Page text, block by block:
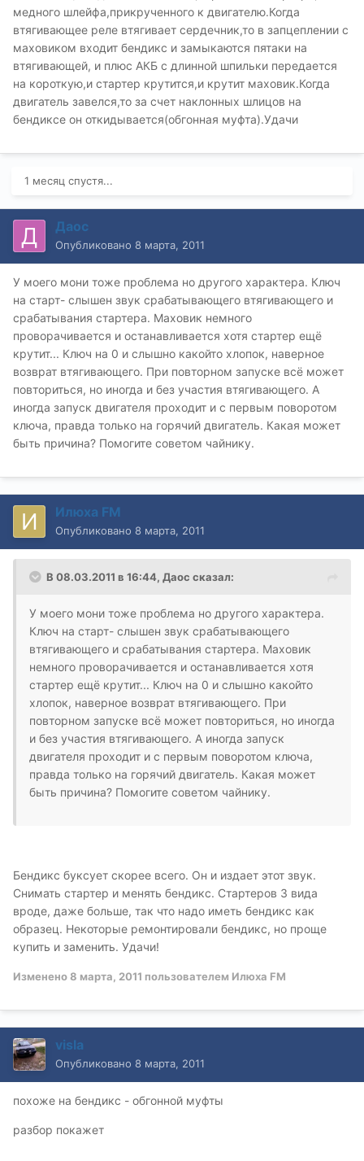
медного шлейфа,прикрученного к двигателю.Когда
втягивающее реле втягивает сердечник,то в запцеплении с
маховиком входит бендикс и замыкаются пятаки на
втягивающей, и плюс АКБ с длинной шпильки передается
на короткую,и стартер крутится,и крутит маховик.Когда
двигатель завелся,то за счет наклонных шлицов на
бендиксе он откидывается(обгонная муфта).Удачи
1 месяц спустя...
Даос
Опубликовано 8 марта, 2011
У моего мони тоже проблема но другого характера. Ключ
на старт- слышен звук срабатывающего втягивающего и
срабатывания стартера. Маховик немного
проворачивается и останавливается хотя стартер ещё
крутит... Ключ на 0 и слышно какойто хлопок, наверное
возврат втягивающего. При повторном запуске всё может
повториться, но иногда и без участия втягивающего. А
иногда запуск двигателя проходит и с первым поворотом
ключа, правда только на горячий двигатель. Какая может
быть причина? Помогите советом чайнику.
Илюха FM
Опубликовано 8 марта, 2011
В 08.03.2011 в 16:44, Даос сказал:
У моего мони тоже проблема но другого характера.
Ключ на старт- слышен звук срабатывающего
втягивающего и срабатывания стартера. Маховик
немного проворачивается и останавливается хотя
стартер ещё крутит... Ключ на 0 и слышно какойто
хлопок, наверное возврат втягивающего. При
повторном запуске всё может повториться, но иногда
и без участия втягивающего. А иногда запуск
двигателя проходит и с первым поворотом ключа,
правда только на горячий двигатель. Какая может
быть причина? Помогите советом чайнику.
Бендикс буксует скорее всего. Он и издает этот звук.
Снимать стартер и менять бендикс. Стартеров 3 вида
вроде, даже больше, так что надо иметь бендикс как
образец. Некоторые ремонтировали бендикс, но проще
купить и заменить. Удачи!
Изменено8 марта, 2011 пользователем Илюха FM
visla
Опубликовано 8 марта, 2011
похоже на бендикс - обгонной муфты
разбор покажет